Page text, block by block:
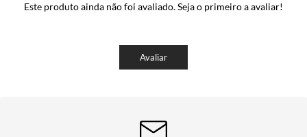
Este produto ainda não foi avaliado. Seja o primeiro a avaliar!
Avaliar